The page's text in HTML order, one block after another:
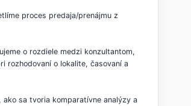
proces predaja/prenájmu z
o rozdiele medzi konzultantom,
rozhodovaní o lokalite, časovaní a
sa tvoria komparatívne analýzy a